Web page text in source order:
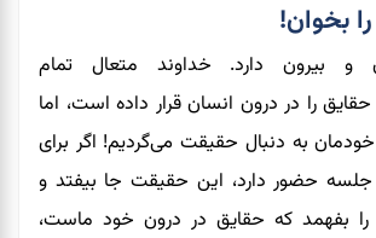
بخوان!
و بیرون دارد. خداوند متعال تمام
را در درون انسان قرار داده است، اما
به دنبال حقیقت می‌گردیم! اگر برای
حضور دارد، این حقیقت جا بیفتد و
بفهمد که حقایق در درون خود ماست،